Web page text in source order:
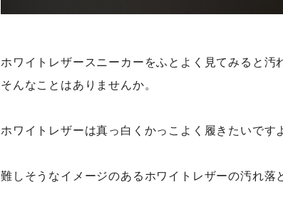
ホワイトレザースニーカーをふとよく見てみると汚
そんなことはありませんか。
ホワイトレザーは真っ白くかっこよく履きたいです
難しそうなイメージのあるホワイトレザーの汚れ落